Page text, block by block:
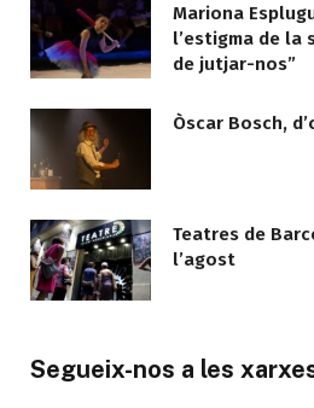
Mariona
l’estigma de la
de jutjar-nos”
Òscar Bosch,
Teatres de
l’agost
Segueix-nos a les